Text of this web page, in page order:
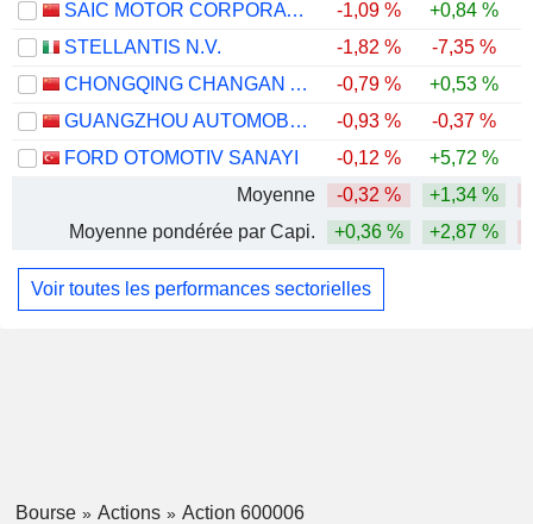
SAIC MOTOR CORPORATION LIMITED
-1,09 % +0,84 %
STELLANTIS N.V.
-1,82 % -7,35 %
CHONGQING CHANGAN AUTOMOBILE COMPANY LIMITED
-0,79 % +0,53 %
GUANGZHOU AUTOMOBILE GROUP CO., LTD.
-0,93 % -0,37 %
FORD OTOMOTIV SANAYI
-0,12 % +5,72 %
Moyenne
-0,32 % +1,34 %
Moyenne pondérée par Capi.
+0,36 % +2,87 %
Voir toutes les performances sectorielles
Bourse Actions Action 600006